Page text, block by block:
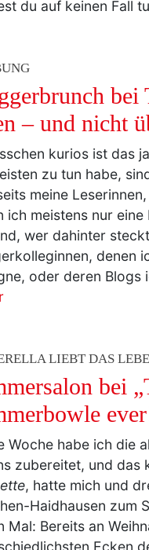
du auf keinen Fall
bei
– und nicht
kurios ist das
zu tun habe,
meine
ich meistens nur
wer dahinter
denen
oder deren Blogs
LIEBT DAS
bei
Woche habe ich die
zubereitet, und das
, hatte mich und
Haidhausen zum
Mal: Bereits an
Ecken